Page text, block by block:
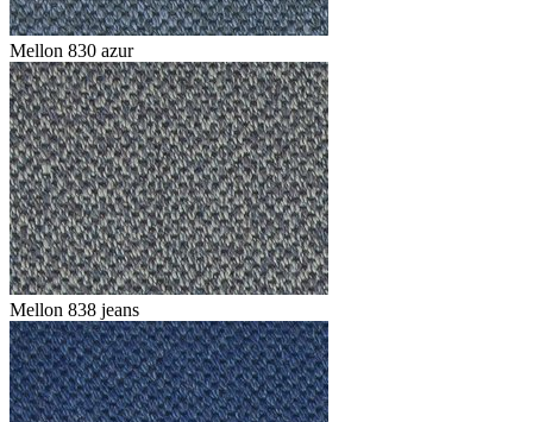
Mellon 830 azur
Mellon 838 jeans